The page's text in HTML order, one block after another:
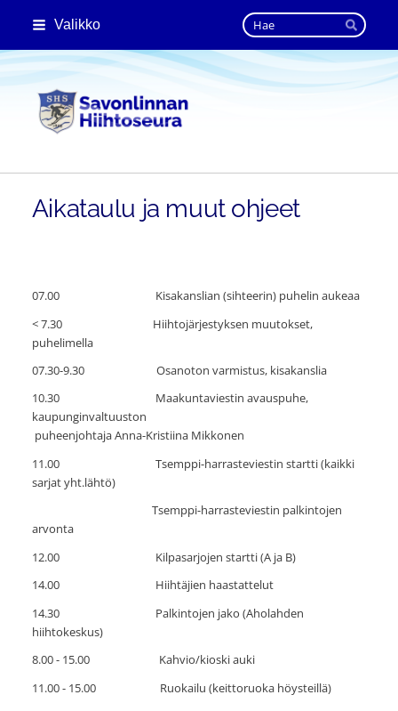
Siirry
sisältöön
Valikko Haku
Hae
Savonlinnan Hiihtoseura
Aikataulu ja muut ohjeet
07.00 Kisakanslian (sihteerin) puhelin aukeaa
< 7.30 Hiihtojärjestyksen muutokset,
puhelimella
07.30-9.30 Osanoton varmistus, kisakanslia
10.30 Maakuntaviestin avauspuhe,
kaupunginvaltuuston
puheenjohtaja Anna-Kristiina Mikkonen
11.00 Tsemppi-harrasteviestin startti (kaikki
sarjat yht.lähtö)
Tsemppi-harrasteviestin palkintojen
arvonta
12.00 Kilpasarjojen startti (A ja B)
14.00 Hiihtäjien haastattelut
14.30 Palkintojen jako (Aholahden
hiihtokeskus)
8.00 - 15.00 Kahvio/kioski auki
11.00 - 15.00 Ruokailu (keittoruoka höysteillä)